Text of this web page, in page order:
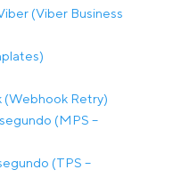
(Viber Business
Retry)
(MPS –
(TPS –